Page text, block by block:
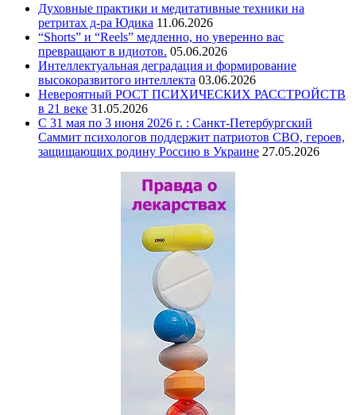
Духовные практики и медитативные техники на
ретритах д-ра Юдика 11.06.2026
“Shorts” и “Reels” медленно, но уверенно вас
превращают в идиотов. 05.06.2026
Интеллектуальная деградация и формирование
высокоразвитого интеллекта 03.06.2026
Невероятный РОСТ ПСИХИЧЕСКИХ РАССТРОЙСТВ
в 21 веке 31.05.2026
С 31 мая по 3 июня 2026 г. : Санкт-Петербургский
Саммит психологов поддержит патриотов СВО, героев,
защищающих родину Россию в Украине 27.05.2026